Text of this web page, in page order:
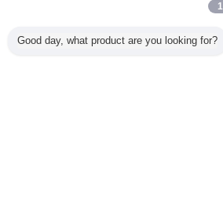
Good day, what product are you looking for?